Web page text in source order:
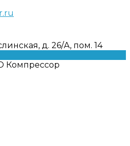
д. 26/А, пом. 14
Компрессор